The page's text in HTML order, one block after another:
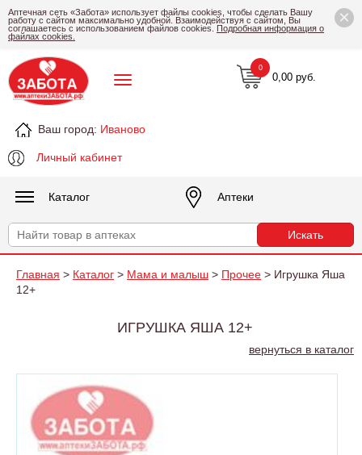
×
Аптечная сеть «Забота» использует файлы cookies, чтобы сделать Вашу
работу с сайтом максимально удобной. Взаимодействуя с сайтом, Вы
соглашаетесь с использованием файлов cookies. Подробная информация о
файлах cookies.
Ваш город: Иваново
Личный кабинет
0,00 руб.
0
Каталог Аптеки
Главная > Каталог > Мама и малыш > Прочее > Игрушка Яша
12+
ИГРУШКА ЯША 12+
вернуться в каталог